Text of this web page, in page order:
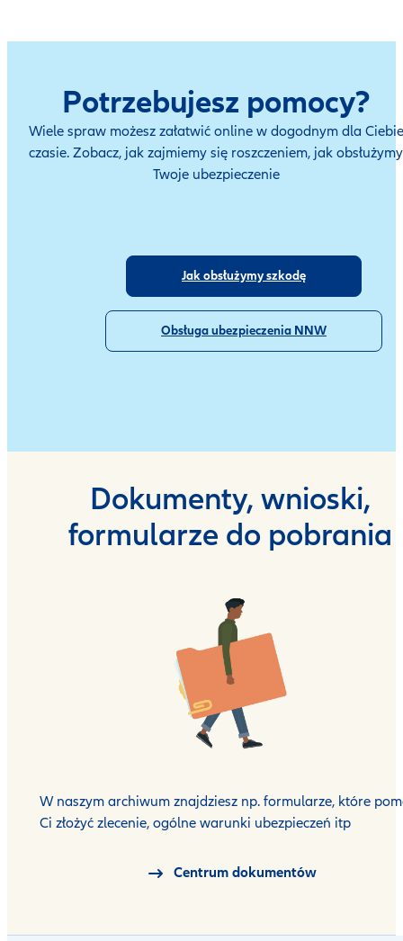
Potrzebujesz pomocy?
Wiele spraw możesz załatwić online w dogodnym dla Ciebie
czasie. Zobacz, jak zajmiemy się roszczeniem, jak obsłużymy
Twoje ubezpieczenie
Jak obsłużymy szkodę
Obsługa ubezpieczenia NNW
Dokumenty, wnioski,
formularze do pobrania
W naszym archiwum znajdziesz np. formularze, które
Ci złożyć zlecenie, ogólne warunki ubezpieczeń itp
Centrum dokumentów